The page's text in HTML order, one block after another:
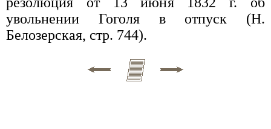
увольнении Гоголя в отпуск (Н.
Белозерская, стр. 744).